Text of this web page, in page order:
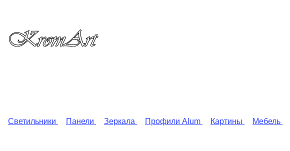
Светильники Панели Зеркала Профили Alum Картины Мебель